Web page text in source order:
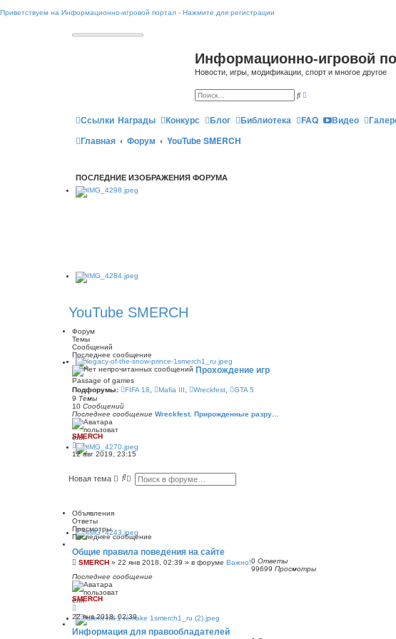
Приветствуем на Информационно-игровой портал - Нажмите для регистрации
Информационно-игровой
Новости, игры, модификации, спорт и многое другое
П
с
к
ш
и
Ссылки Награды Конкурс Блог Библиотека FAQ Видео
Главная
Форум YouTube SMERCH
ПОСЛЕДНИЕ ИЗОБРАЖЕНИЯ ФОРУМА
YouTube SMERCH
Форум
Темы
Сообщений
Последнее сообщение
Прохождение игр
Passage of games
Подфорумы:
FIFA 18 Mafia III Wreckfest
GTA 5
9 Темы
10 Сообщений
Последнее сообщение Wreckfest. Прирожденные разру…
SMERCH
П
е
р
т
о
с
л
е
н
е
у
с
о
о
щ
е
н
12 авг 2019, 23:15
Новая тема
П
н
ы
й
о
Объявления
Ответы
Просмотры
Последнее сообщение
Общие правила поведения на сайте
SMERCH » 22 янв 2018, 02:39 » в форуме Важно!0 Ответы
99699 Просмотры
Последнее сообщение
SMERCH
22 янв 2018, 02:39
Информация для правообладателей